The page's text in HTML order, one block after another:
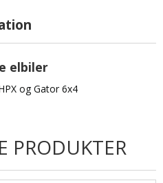
elbiler
og Gator 6x4
PRODUKTER